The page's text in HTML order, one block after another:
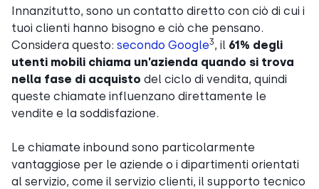
Innanzitutto, sono un contatto diretto con ciò di cui i
tuoi clienti hanno bisogno e ciò che pensano.
Considera questo: secondo Google3, il 61% degli
utenti mobili chiama un’azienda quando si trova
nella fase di acquisto del ciclo di vendita, quindi
queste chiamate influenzano direttamente le
vendite e la soddisfazione.
Le chiamate inbound sono particolarmente
vantaggiose per le aziende o i dipartimenti orientati
al servizio, come il servizio clienti, il supporto tecnico